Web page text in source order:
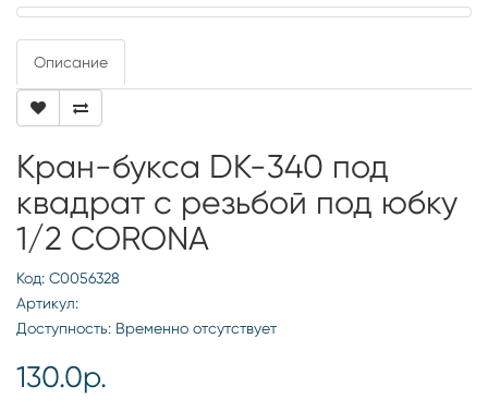
Описание
Кран-букса DK-340 под
квадрат с резьбой под юбку
1/2 CORONA
Код: С0056328
Артикул:
Доступность: Временно отсутствует
130.0р.